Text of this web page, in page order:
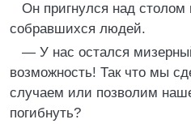
Он пригнулся над столом
собравшихся людей.
— У нас остался
возможность! Так что мы
случаем или позволим
погибнуть?